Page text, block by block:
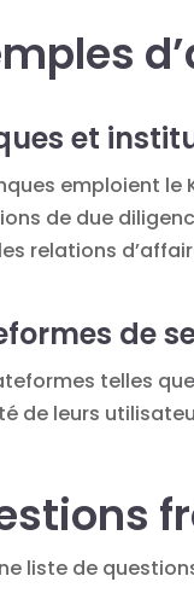
et
emploient
de due
relations
de
telles que
de leurs
liste de